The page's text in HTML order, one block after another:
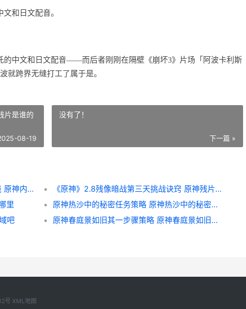
和日文配音。
的中文和日文配音——而后者刚刚在隔壁《崩坏3》片场「阿波卡利斯
就跨界无缝打工了属于是。
片是谁的
08-19
没有了！
下一篇 »
原神内鬼曝光神里绫人2.6版本up池上线 原神内鬼爆料模型图
《原神》2.8残像暗战第三天挑战诀窍 原神残片是谁的材料
里
原神热沙中的秘密任务策略 原神热沙中的秘密遗迹解密
吧
原神春庭景如旧其一步骤策略 原神春庭景如旧其二
号 XML地图